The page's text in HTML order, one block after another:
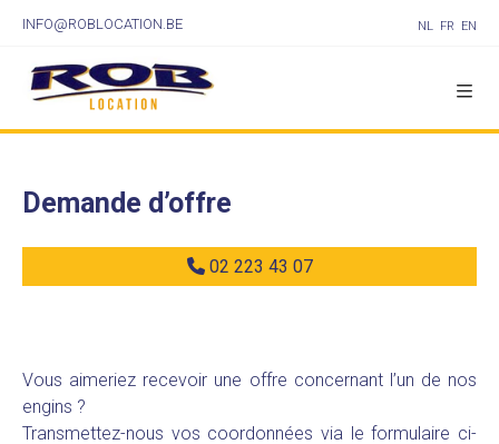
INFO@ROBLOCATION.BE NL FR EN
Demande d’offre
02 223 43 07
Vous aimeriez recevoir une offre concernant l’un de nos
engins ?
Transmettez-nous vos coordonnées via le formulaire ci-